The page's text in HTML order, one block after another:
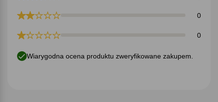
0
0
Wiarygodna ocena produktu zweryfikowane zakupem.